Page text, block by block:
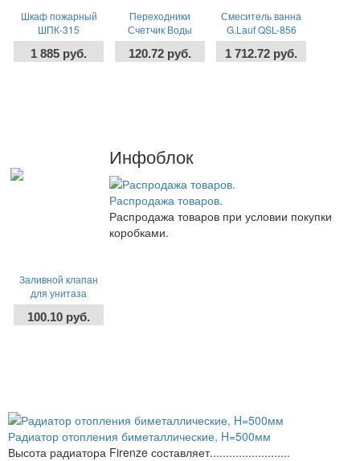
Шкаф пожарный
ШПК-315
1 885 руб.
Переходники
Счетчик Воды
"ЦВЕТЛИТ"
(АМЕРИКАНКА)
120.72 руб.
Смеситель ванна
G.Lauf QSL-856
Ванна, 2р. +
1 712.72 руб.
Заливной клапан
для унитаза
ИНКОЭР И - Бпд
(95-№9) Клапан,
100.10 руб.
Инфоблок
Распродажа товаров.
Распродажа товаров при условии покупки
коробками.
Радиатор отопления биметаллические, H=500мм
Высота радиатора Firenze составляет.........................